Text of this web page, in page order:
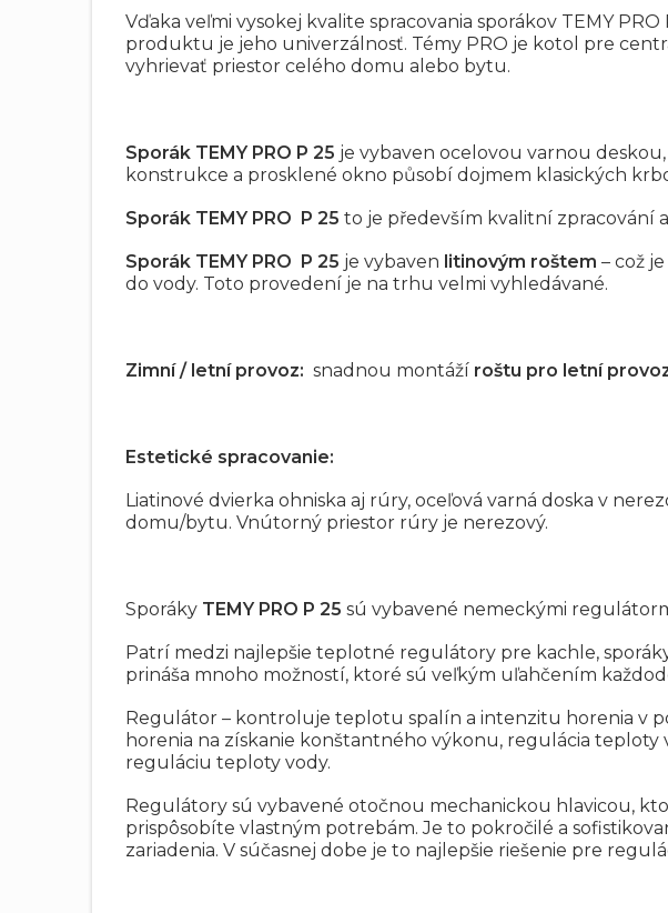
Vďaka veľmi vysokej kvalite spracovania sporákov TEMY
produktu je jeho univerzálnosť. Témy PRO je kotol pre
vyhrievať priestor celého domu alebo bytu.
Sporák TEMY PRO P 25 je vybaven ocelovou varnou
konstrukce a prosklené okno působí dojmem klasických
Sporák TEMY PRO P 25 to je především kvalitní zpracování
Sporák TEMY PRO P 25 je vybaven litinovým roštem – což
do vody. Toto provedení je na trhu velmi vyhledávané.
Zimní / letní provoz: snadnou montáží roštu pro letní
Estetické spracovanie:
Liatinové dvierka ohniska aj rúry, oceľová varná doska v
domu/bytu. Vnútorný priestor rúry je nerezový.
Sporáky TEMY PRO P 25 sú vybavené nemeckými
Patrí medzi najlepšie teplotné regulátory pre kachle,
prináša mnoho možností, ktoré sú veľkým uľahčením
Regulátor – kontroluje teplotu spalín a intenzitu horenia v
horenia na získanie konštantného výkonu, regulácia
reguláciu teploty vody.
Regulátory sú vybavené otočnou mechanickou hlavicou,
prispôsobíte vlastným potrebám. Je to pokročilé a
zariadenia. V súčasnej dobe je to najlepšie riešenie pre